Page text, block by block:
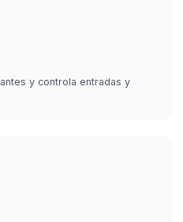
y controla entradas y